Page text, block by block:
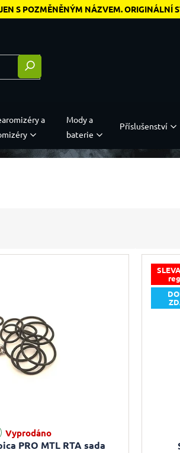
S POZMĚNĚNÝM NÁZVEM. ORIGINÁLNÍ
a
Mody a
baterie
Příslušenství
PRO MTL RTA sada
Vyprodáno